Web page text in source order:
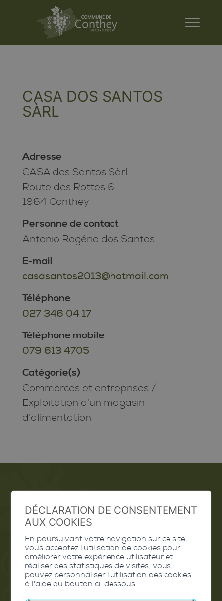
CASA DOS SANTOS
SÀRL
Adresse
CASA dos Santos Sàrl
Route des Rottes 6
1964 Conthey
Personne de contact
Antonio Rogério dos Santos
E-mail
casasantos2013@hotmail.com
Téléphone
027 346 04 17
Téléphone mobile
079 613 4705
Catégorie(s)
Commerces et entreprises /
Exploitation d'un magasin
d'alimentation
Emploi
Contact
Extranet
Valais Excellence
DÉCLARATION DE CONSENTEMENT
AUX COOKIES
En poursuivant votre navigation sur ce site,
vous acceptez l'utilisation de cookies pour
améliorer votre expérience utilisateur et
réaliser des statistiques de visites. Vous
pouvez personnaliser l'utilisation des cookies
à l'aide du bouton ci-dessous.